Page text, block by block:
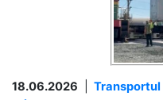
18.06.2026